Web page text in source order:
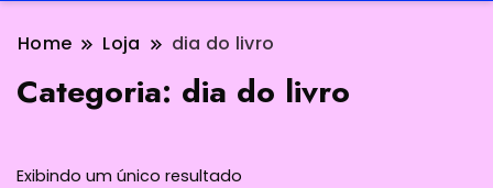
Home Loja dia do livro
Categoria: dia do livro
Exibindo um único resultado